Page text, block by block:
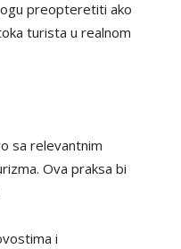
preopteretiti ako
turista u realnom
sa relevantnim
Ova praksa bi
i